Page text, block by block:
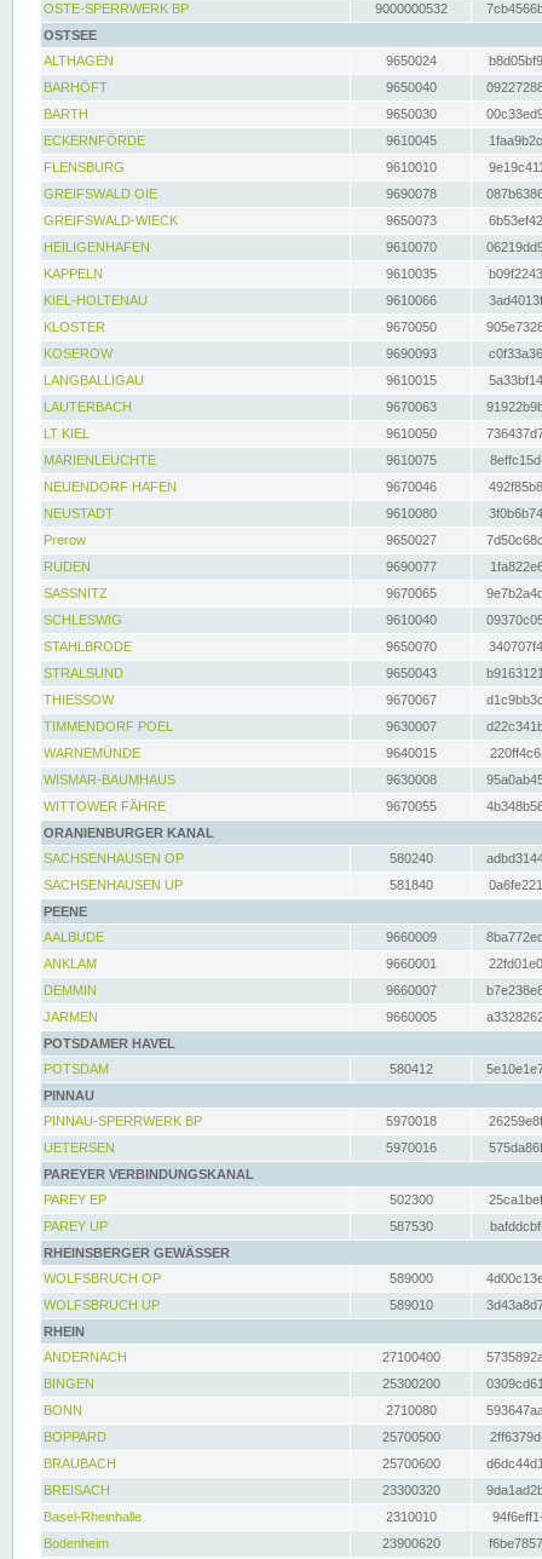
OSTE-SPERRWERK BP
9000000532
OSTSEE
ALTHAGEN
9650024
BARHÖFT
9650040
BARTH
9650030
ECKERNFÖRDE
9610045
FLENSBURG
9610010
GREIFSWALD OIE
9690078
GREIFSWALD-WIECK
9650073
HEILIGENHAFEN
9610070
KAPPELN
9610035
KIEL-HOLTENAU
9610066
KLOSTER
9670050
KOSEROW
9690093
LANGBALLIGAU
9610015
LAUTERBACH
9670063
LT KIEL
9610050
MARIENLEUCHTE
9610075
NEUENDORF HAFEN
9670046
NEUSTADT
9610080
Prerow
9650027
RUDEN
9690077
SASSNITZ
9670065
SCHLESWIG
9610040
STAHLBRODE
9650070
STRALSUND
9650043
THIESSOW
9670067
TIMMENDORF POEL
9630007
WARNEMÜNDE
9640015
WISMAR-BAUMHAUS
9630008
WITTOWER FÄHRE
9670055
ORANIENBURGER KANAL
SACHSENHAUSEN OP
580240
SACHSENHAUSEN UP
581840
PEENE
AALBUDE
9660009
ANKLAM
9660001
DEMMIN
9660007
JARMEN
9660005
POTSDAMER HAVEL
POTSDAM
580412
PINNAU
PINNAU-SPERRWERK BP
5970018
UETERSEN
5970016
PAREYER VERBINDUNGSKANAL
PAREY EP
502300
PAREY UP
587530
RHEINSBERGER GEWÄSSER
WOLFSBRUCH OP
589000
WOLFSBRUCH UP
589010
RHEIN
ANDERNACH
27100400
BINGEN
25300200
BONN
2710080
BOPPARD
25700500
BRAUBACH
25700600
BREISACH
23300320
Basel-Rheinhalle
2310010
Bodenheim
23900620